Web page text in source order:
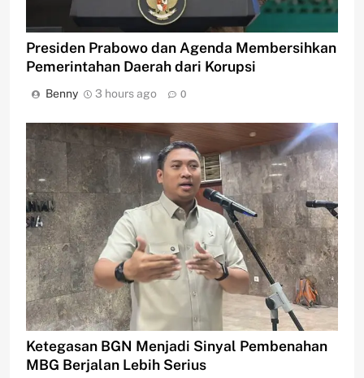
Presiden Prabowo dan Agenda Membersihkan
Pemerintahan Daerah dari Korupsi
Benny 3 hours ago 0
Ketegasan BGN Menjadi Sinyal Pembenahan
MBG Berjalan Lebih Serius